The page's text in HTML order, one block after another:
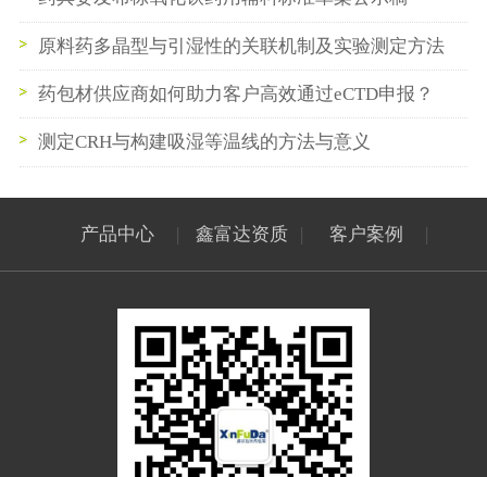
原料药多晶型与引湿性的关联机制及实验测定方法
药包材供应商如何助力客户高效通过eCTD申报？
测定CRH与构建吸湿等温线的方法与意义
产品中心 | 鑫富达资质 | 客户案例 |